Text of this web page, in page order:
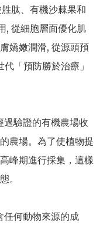
肽、有機沙棘果和
, 從細胞層面優化肌
嬌嫩潤滑, 從源頭預
「預防勝於治療」
驗證的有機農場收
農場。為了使植物提
峰期進行採集，這樣
。
何動物來源的成